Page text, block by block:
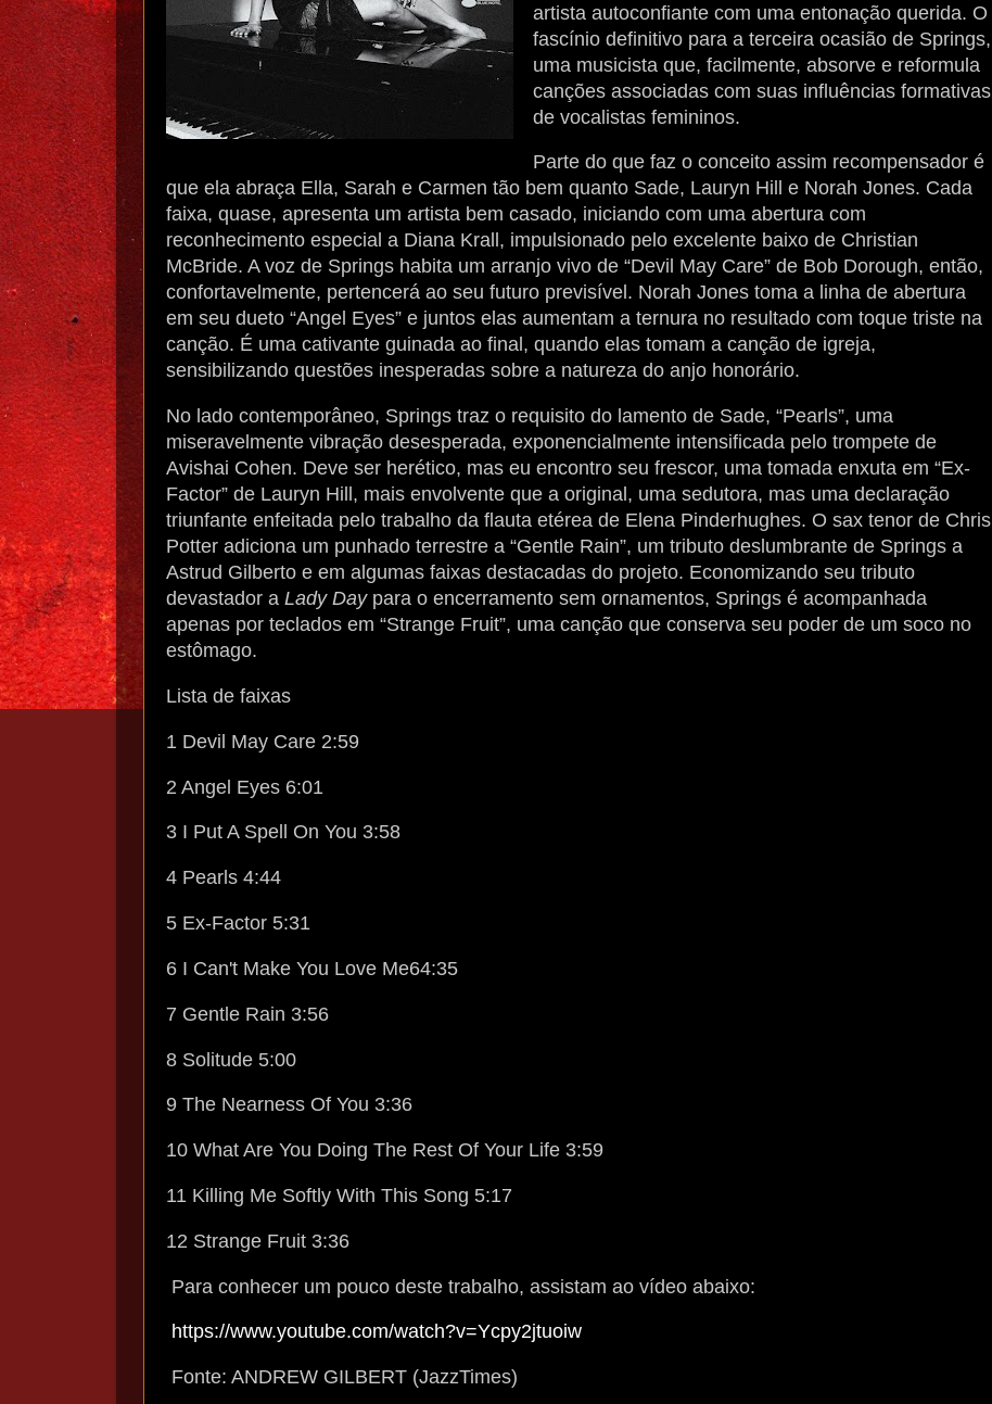
artista autoconfiante com uma entonação querida. O
fascínio definitivo para a terceira ocasião de Springs,
uma musicista que, facilmente, absorve e reformula
canções associadas com suas influências formativas
de vocalistas femininos.
Parte do que faz o conceito assim recompensador é
que ela abraça Ella, Sarah e Carmen tão bem quanto Sade, Lauryn Hill e Norah Jones. Cada
faixa, quase, apresenta um artista bem casado, iniciando com uma abertura com
reconhecimento especial a Diana Krall, impulsionado pelo excelente baixo de Christian
McBride. A voz de Springs habita um arranjo vivo de “Devil May Care” de Bob Dorough, então,
confortavelmente, pertencerá ao seu futuro previsível. Norah Jones toma a linha de abertura
em seu dueto “Angel Eyes” e juntos elas aumentam a ternura no resultado com toque triste na
canção. É uma cativante guinada ao final, quando elas tomam a canção de igreja,
sensibilizando questões inesperadas sobre a natureza do anjo honorário.
No lado contemporâneo, Springs traz o requisito do lamento de Sade, “Pearls”, uma
miseravelmente vibração desesperada, exponencialmente intensificada pelo trompete de
Avishai Cohen. Deve ser herético, mas eu encontro seu frescor, uma tomada enxuta em “Ex-
Factor” de Lauryn Hill, mais envolvente que a original, uma sedutora, mas uma declaração
triunfante enfeitada pelo trabalho da flauta etérea de Elena Pinderhughes. O sax tenor de Chris
Potter adiciona um punhado terrestre a “Gentle Rain”, um tributo deslumbrante de Springs a
Astrud Gilberto e em algumas faixas destacadas do projeto. Economizando seu tributo
devastador a Lady Daypara o encerramento sem ornamentos, Springs é acompanhada
apenas por teclados em “Strange Fruit”, uma canção que conserva seu poder de um soco no
estômago.
Lista de faixas
1 Devil May Care 2:59
2 Angel Eyes 6:01
3 I Put A Spell On You 3:58
4 Pearls 4:44
5 Ex-Factor 5:31
6 I Can't Make You Love Me64:35
7 Gentle Rain 3:56
8 Solitude 5:00
9 The Nearness Of You 3:36
10 What Are You Doing The Rest Of Your Life 3:59
11 Killing Me Softly With This Song 5:17
12 Strange Fruit 3:36
Para conhecer um pouco deste trabalho, assistam ao vídeo abaixo:
https://www.youtube.com/watch?v=Ycpy2jtuoiw
Fonte: ANDREW GILBERT (JazzTimes)